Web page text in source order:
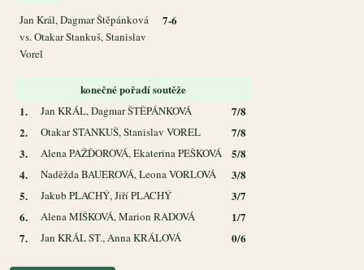
Jan Král, Dagmar Štěpánková
vs. Otakar Stankuš, Stanislav
Vorel
7-6
konečné pořadí soutěže
1.
Jan KRÁL, Dagmar ŠTĚPÁNKOVÁ
7/8
2.
Otakar STANKUŠ, Stanislav VOREL
7/8
3.
Alena PAŽĎOROVÁ, Ekaterina PEŠKOVÁ
5/8
4.
Naděžda BAUEROVÁ, Leona VORLOVÁ
3/8
5.
Jakub PLACHÝ, Jiří PLACHÝ
3/7
6.
Alena MÍŠKOVÁ, Marion RADOVÁ
1/7
7.
Jan KRÁL ST., Anna KRÁLOVÁ 0/6